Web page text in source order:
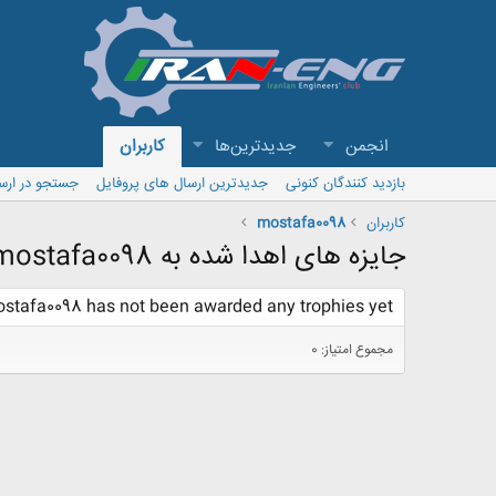
انجمن جدیدترین‌ها کاربران
بازدید کنندگان کنونی جدیدترین ارسال های پروفایل
جستجو در
کاربران
mostafa0098
جایزه های اهدا شده به mostafa0098
has not been awarded any trophies yet.
مجموع امتیاز: 0